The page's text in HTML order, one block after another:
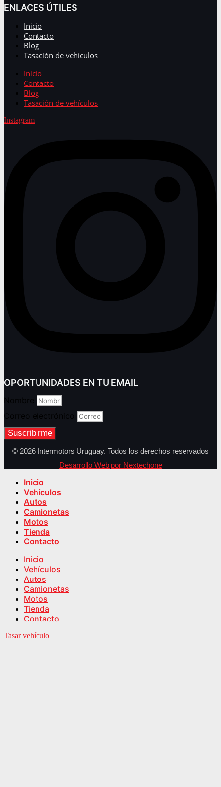
ENLACES ÚTILES
Inicio
Contacto
Blog
Tasación de vehículos
Inicio
Contacto
Blog
Tasación de vehículos
Instagram
OPORTUNIDADES EN TU EMAIL
Nombre
Correo electrónico
Suscribirme
© 2026 Intermotors Uruguay. Todos los derechos reservados
Desarrollo Web por Nextechone
Inicio
Vehículos
Autos
Camionetas
Motos
Tienda
Contacto
Inicio
Vehículos
Autos
Camionetas
Motos
Tienda
Contacto
Tasar vehículo